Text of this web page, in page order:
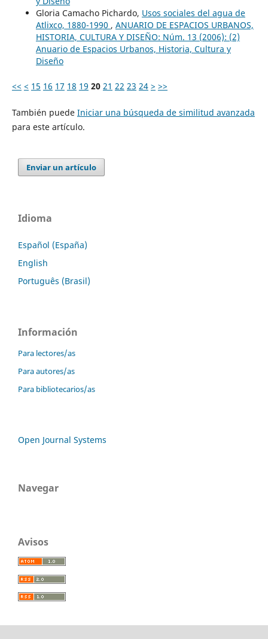
Gloria Camacho Pichardo, Usos sociales del agua de
Atlixco, 1880-1990 , ANUARIO DE ESPACIOS URBANOS,
HISTORIA, CULTURA Y DISEÑO: Núm. 13 (2006): (2)
Anuario de Espacios Urbanos, Historia, Cultura y
Diseño
<< < 15 16 17 18 19 20 21 22 23 24 > >>
También puede Iniciar una búsqueda de similitud avanzada
para este artículo.
Enviar un artículo
Idioma
Español (España)
English
Português (Brasil)
Información
Para lectores/as
Para autores/as
Para bibliotecarios/as
Open Journal Systems
Navegar
Avisos